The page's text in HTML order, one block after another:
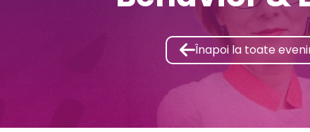
Înapoi la toate